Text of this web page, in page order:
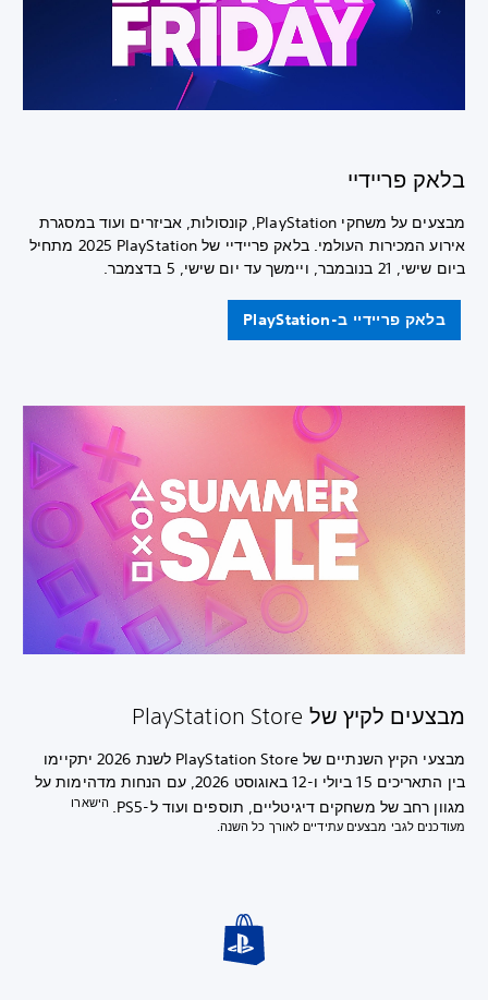
בלאק פריידיי
מבצעים על משחקי PlayStation, קונסולות, אביזרים ועוד במסגרת
אירוע המכירות העולמי. בלאק פריידיי של PlayStation‏ 2025 מתחיל
ביום שישי, 21 בנובמבר, ויימשך עד יום שישי, 5 בדצמבר.
בלאק פריידיי ב-PlayStation
מבצעים לקיץ של PlayStation Store
מבצעי הקיץ השנתיים של PlayStation Store לשנת 2026 יתקיימו
בין התאריכים 15 ביולי ו-12 באוגוסט 2026, עם הנחות מדהימות על
מגוון רחב של משחקים דיגיטליים, תוספים ועוד ל-PS5.
הישארו
מעודכנים לגבי מבצעים עתידיים לאורך כל השנה.